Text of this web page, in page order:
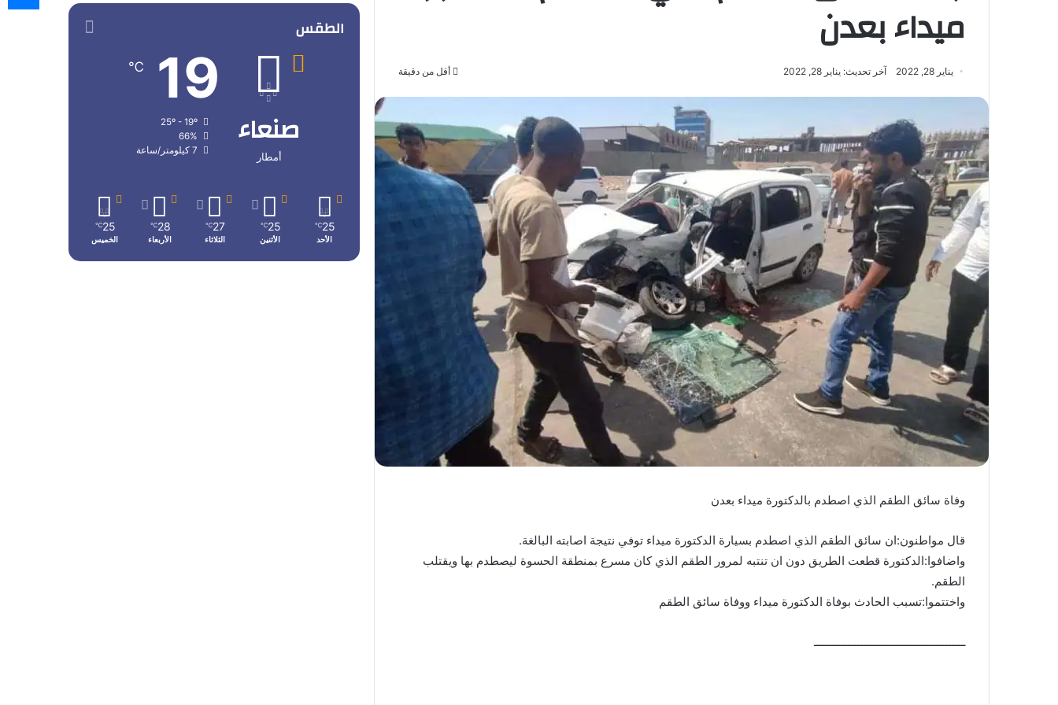
ميداء بعدن
يناير 28, 2022 آخر تحديث: يناير 28, 2022 أقل من دقيقة
وفاة سائق الطقم الذي اصطدم بالدكتورة ميداء بعدن
قال مواطنون:ان سائق الطقم الذي اصطدم بسيارة الدكتورة ميداء توفي نتيجة اصابته البالغة.
واضافوا:الدكتورة قطعت الطريق دون ان تنتبه لمرور الطقم الذي كان مسرع بمنطقة الحسوة ليصطدم بها ويقتلب
الطقم.
واختتموا:تسبب الحادث بوفاة الدكتورة ميداء ووفاة سائق الطقم
ــــــــــــــــــــــــــــــــــــــــــــــــ
الطقس
صنعاء
أمطار
19
℃
25º - 19º
66%
7 كيلومتر/ساعة
25
℃
الأحد
25
℃
الأثنين
27
℃
الثلاثاء
28
℃
الأربعاء
25
℃
الخميس